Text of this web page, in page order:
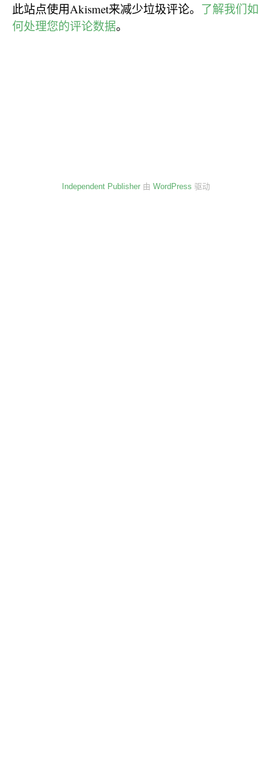
此站点使用Akismet来减少垃圾评论。 了解我们如
何处理您的评论数据。
Independent Publisher 由 WordPress 驱动